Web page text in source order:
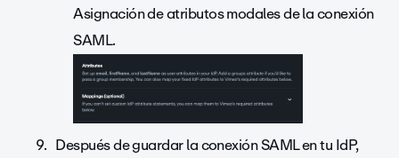
Asignación de atributos modales de la conexión
SAML.
Después de guardar la conexión SAML en tu IdP,